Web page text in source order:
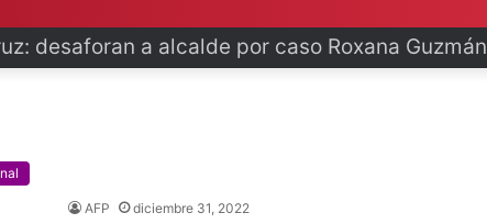
fortalece coordinación sanitaria en los estados
AFP diciembre 31, 2022